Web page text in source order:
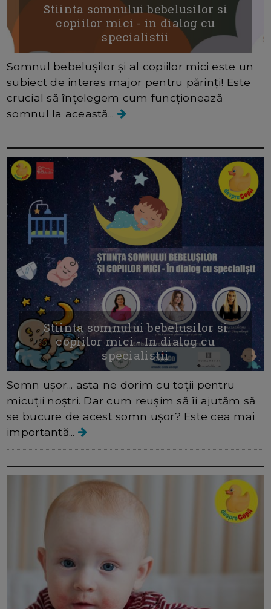
Stiinta somnului bebelusilor si
copiilor mici - in dialog cu
specialistii
Somnul bebelușilor și al copiilor mici este un
subiect de interes major pentru părinți! Este
crucial să înțelegem cum funcționează
somnul la această...
Stiinta somnului bebelusilor si
copiilor mici - In dialog cu
specialistii
Somn ușor... asta ne dorim cu toții pentru
micuții noștri. Dar cum reușim să îi ajutăm să
se bucure de acest somn ușor? Este cea mai
importantă...